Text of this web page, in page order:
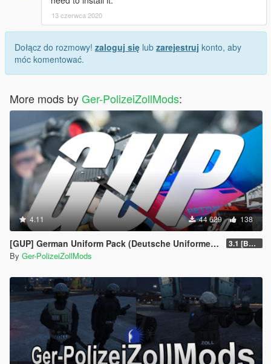
13 czerwca 2020
Dołącz do rozmowy! zaloguj się lub zarejestruj konto, aby
móc komentować.
More mods byGer-PolizeiZollMods:
4.11 44 629 138
[GUP] German Uniform Pack (Deutsche Uniformen für EUP) 3.1 [BETA]
By Ger-PolizeiZollMods